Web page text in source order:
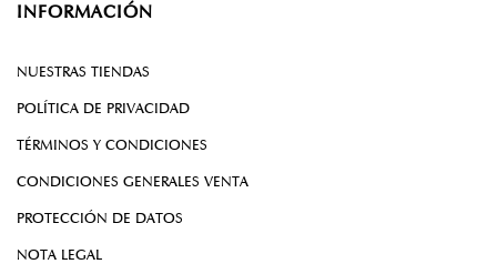
INFORMACIÓN
NUESTRAS TIENDAS
POLÍTICA DE PRIVACIDAD
TÉRMINOS Y CONDICIONES
CONDICIONES GENERALES VENTA
PROTECCIÓN DE DATOS
NOTA LEGAL